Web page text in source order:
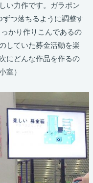
い力作です。ガラポン
つ落ちるように調整す
かり作りこんであるの
していた募金活動を楽
にどんな作品を作るの
室）